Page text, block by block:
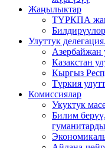
Жаңылыктар
ТҮРКПА
Билдирүүлөр
Улуттук
Азербайжан
Казакстан
Кыргыз
Түркия
Комиссиялар
Укуктук
Билим